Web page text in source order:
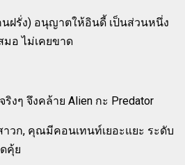
ฝรั่ง) อนุญาตให้อินดี้ เป็นส่วนหนึ่ง
มอ ไม่เคยขาด
งๆ จึงคล้าย Alien กะ Predator
าวก, คุณมีคอนเทนท์เยอะแยะ ระดับ
คุ้ย